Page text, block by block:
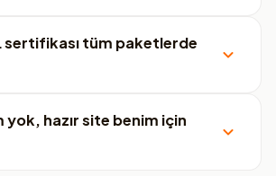
sertifikası tüm paketlerde
yok, hazır site benim için